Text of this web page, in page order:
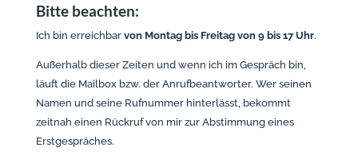
Bitte beachten:
Ich bin erreichbar von Montag bis Freitag von 9 bis 17 Uhr.
Außerhalb dieser Zeiten und wenn ich im Gespräch bin,
läuft die Mailbox bzw. der Anrufbeantworter. Wer seinen
Namen und seine Rufnummer hinterlässt, bekommt
zeitnah einen Rückruf von mir zur Abstimmung eines
Erstgespräches.